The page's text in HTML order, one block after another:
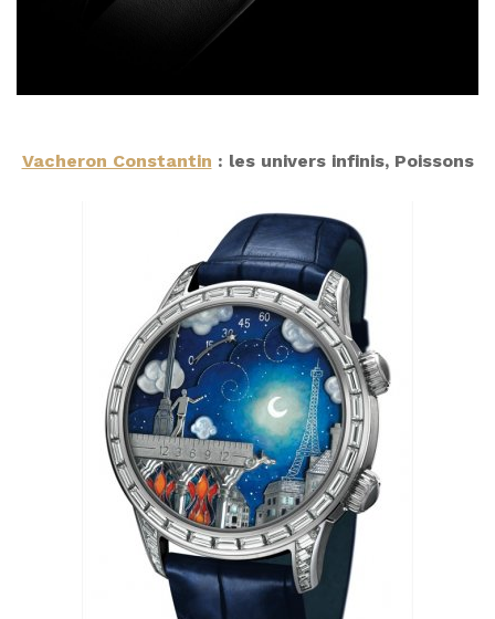
Vacheron Constantin : les univers infinis, Poissons